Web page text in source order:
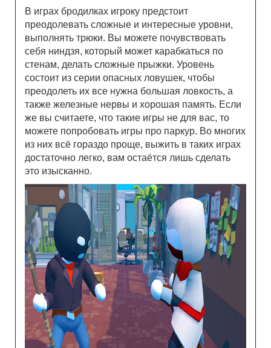
В играх бродилках игроку предстоит
преодолевать сложные и интересные уровни,
выполнять трюки. Вы можете почувствовать
себя ниндзя, который может карабкаться по
стенам, делать сложные прыжки. Уровень
состоит из серии опасных ловушек, чтобы
преодолеть их все нужна большая ловкость, а
также железные нервы и хорошая память. Если
же вы считаете, что такие игры не для вас, то
можете попробовать игры про паркур. Во многих
из них всё гораздо проще, выжить в таких играх
достаточно легко, вам остаётся лишь сделать
это изысканно.